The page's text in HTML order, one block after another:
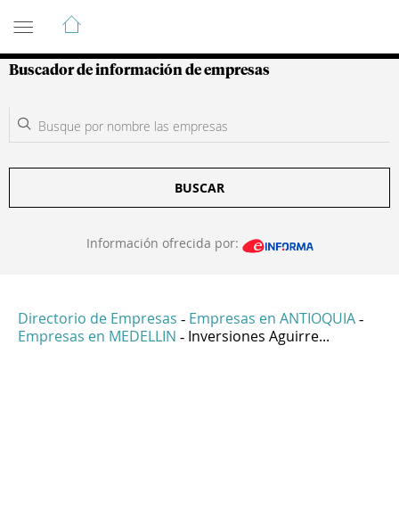
Guía de Empresas Colombianas
Buscador de información de empresas
BUSCAR
Información ofrecida por:
Directorio de Empresas - Empresas en ANTIOQUIA -
Empresas en MEDELLIN - Inversiones Aguirre...